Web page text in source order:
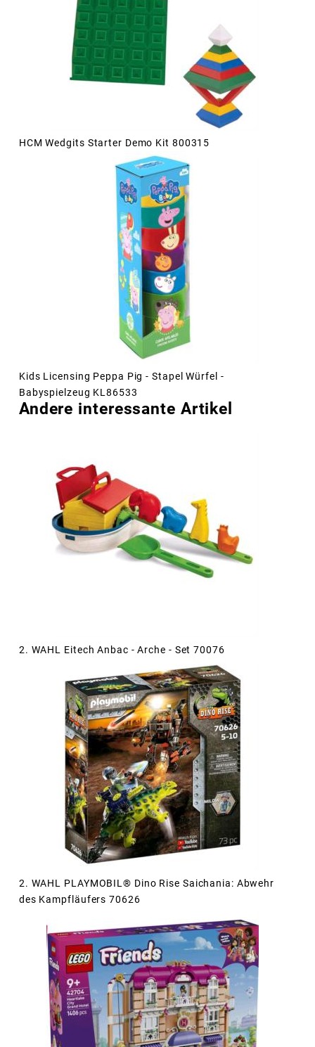
HCM Wedgits Starter Demo Kit 800315
Kids Licensing Peppa Pig - Stapel Würfel -
Babyspielzeug KL86533
Andere interessante Artikel
2. WAHL Eitech Anbac - Arche - Set 70076
2. WAHL PLAYMOBIL® Dino Rise Saichania: Abwehr
des Kampfläufers 70626